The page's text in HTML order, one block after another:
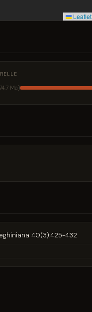
Leaflet
Ma)
40(3):425-432